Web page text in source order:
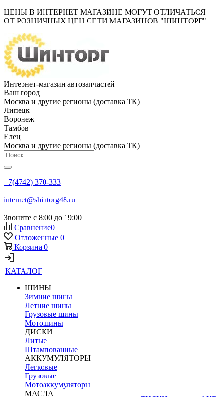
ЦЕНЫ В ИНТЕРНЕТ МАГАЗИНЕ МОГУТ ОТЛИЧАТЬСЯ
ОТ РОЗНИЧНЫХ ЦЕН СЕТИ МАГАЗИНОВ "ШИНТОРГ"
Интернет-магазин автозапчастей
Ваш город
Москва и другие регионы (доставка ТК)
Липецк
Воронеж
Тамбов
Елец
Москва и другие регионы (доставка ТК)
+7(4742) 370-333
internet@shintorg48.ru
Звоните с 8:00 до 19:00
Сравнение0
Отложенные 0
Корзина 0
КАТАЛОГ
ШИНЫ
Зимние шины
Летние шины
Грузовые шины
Мотошины
ДИСКИ
Литые
Штампованные
АККУМУЛЯТОРЫ
Легковые
Грузовые
Мотоаккумуляторы
МАСЛА